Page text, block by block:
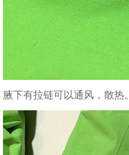
腋下有拉链可以通风，散热。